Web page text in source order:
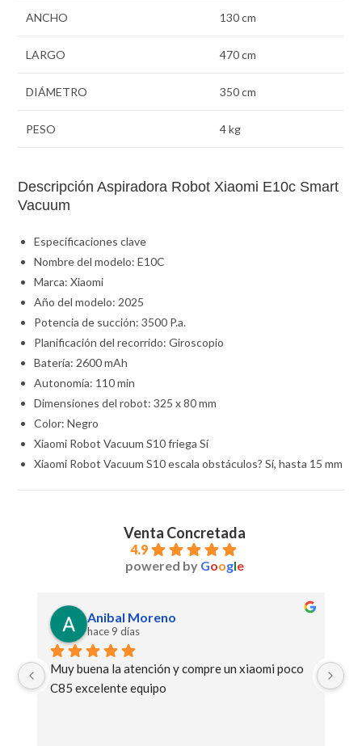
ANCHO 130 cm
LARGO 470 cm
DIÁMETRO 350 cm
PESO 4 kg
Descripción Aspiradora Robot Xiaomi E10c Smart
Vacuum
Especificaciones clave
Nombre del modelo: E10C
Marca: Xiaomi
Año del modelo: 2025
Potencia de succión: 3500 P.a.
Planificación del recorrido: Giroscopio
Batería: 2600 mAh
Autonomía: 110 min
Dimensiones del robot: 325 x 80 mm
Color: Negro
Xiaomi Robot Vacuum S10 friega Sí
Xiaomi Robot Vacuum S10 escala obstáculos? Sí, hasta 15 mm
Venta Concretada
4.9
powered by Google
Anibal Moreno
hace 9 días
Muy buena la atención y compre un xiaomi poco
C85 excelente equipo